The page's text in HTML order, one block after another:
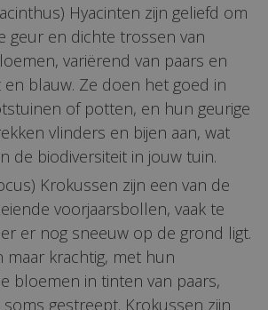
Hyacinten zijn geliefd om
geur en dichte trossen van
variërend van paars en
blauw. Ze doen het goed in
of potten, en hun geurige
vlinders en bijen aan, wat
de biodiversiteit in jouw tuin.
Krokussen zijn een van de
voorjaarsbollen, vaak te
er nog sneeuw op de grond ligt.
maar krachtig, met hun
bloemen in tinten van paars,
soms gestreept. Krokussen zijn